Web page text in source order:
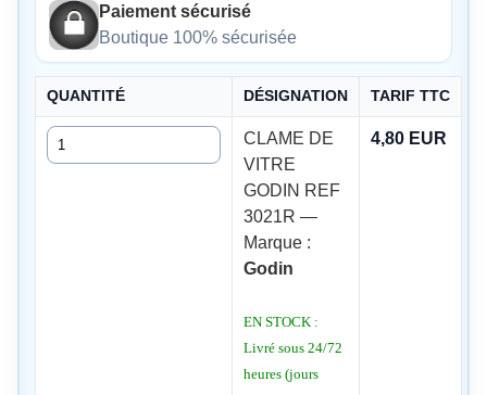
Paiement sécurisé
Boutique 100% sécurisée
QUANTITÉ DÉSIGNATION TARIF TTC
Quantité
CLAME DE
VITRE
GODIN REF
3021R —
Marque :
Godin
EN STOCK :
Livré sous 24/72
heures (jours
4,80 EUR